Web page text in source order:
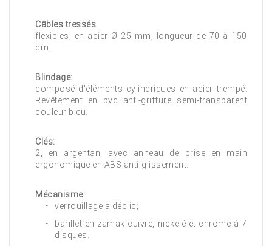
Câbles tressés
flexibles, en acier Ø 25 mm, longueur de 70 à 150
cm.
Blindage:
composé d'éléments cylindriques en acier trempé.
Revêtement en pvc anti-griffure semi-transparent
couleur bleu.
Clés:
2, en argentan, avec anneau de prise en main
ergonomique en ABS anti-glissement.
Mécanisme:
verrouillage à déclic;
barillet en zamak cuivré, nickelé et chromé à 7
disques.